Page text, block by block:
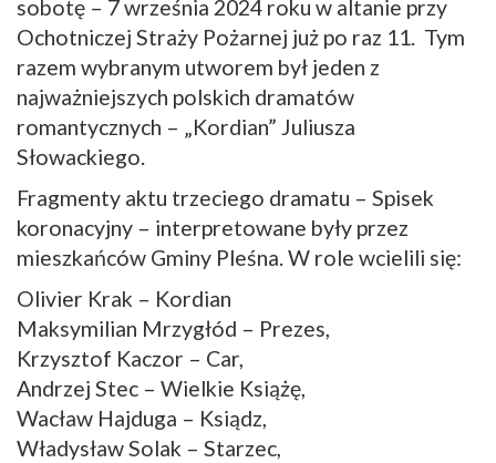
sobotę – 7 września 2024 roku w altanie przy
Ochotniczej Straży Pożarnej już po raz 11. Tym
razem wybranym utworem był jeden z
najważniejszych polskich dramatów
romantycznych – „Kordian” Juliusza
Słowackiego.
Fragmenty aktu trzeciego dramatu – Spisek
koronacyjny – interpretowane były przez
mieszkańców Gminy Pleśna. W role wcielili się:
Olivier Krak – Kordian
Maksymilian Mrzygłód – Prezes,
Krzysztof Kaczor – Car,
Andrzej Stec – Wielkie Książę,
Wacław Hajduga – Ksiądz,
Władysław Solak – Starzec,